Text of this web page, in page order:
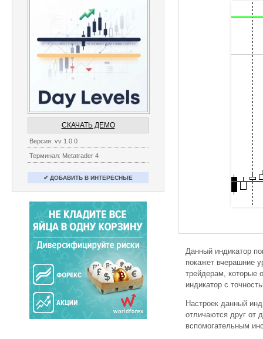
СКАЧАТЬ ДЕМО
Версия: vv 1.0.0
Терминал: Metatrader 4
Данный индикатор
покажет вчерашние
трейдерам, которые
индикатор с
Настроек данный
отличаются друг от
вспомогательным